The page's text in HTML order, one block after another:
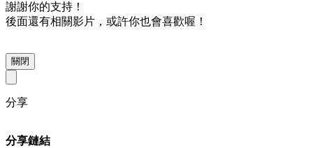
謝謝你的支持！
後面還有相關影片，或許你也會喜歡喔！
關閉
分享
分享鏈結